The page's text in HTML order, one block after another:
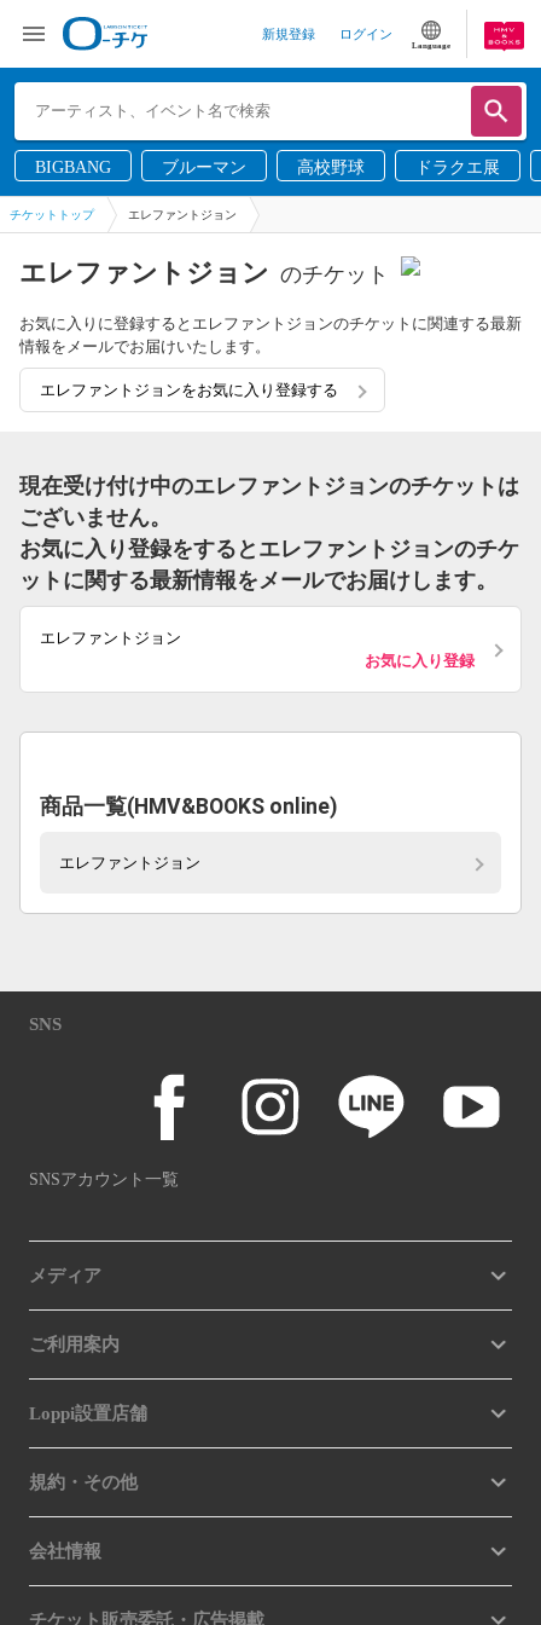
新規登録 ログイン
Language
BIGBANG ブルーマン 高校野球 ドラクエ展
チケットトップ エレファントジョン
エレファントジョン のチケット
お気に入りに登録するとエレファントジョンのチケットに関連する最新
情報をメールでお届けいたします。
エレファントジョンをお気に入り登録する
現在受け付け中のエレファントジョンのチケットは
ございません。
お気に入り登録をするとエレファントジョンのチケ
ットに関する最新情報をメールでお届けします。
エレファントジョン
お気に入り登録
商品一覧(HMV&BOOKS online)
エレファントジョン
SNS
SNSアカウント一覧
メディア
ご利用案内
Loppi設置店舗
規約・その他
会社情報
チケット販売委託・広告掲載